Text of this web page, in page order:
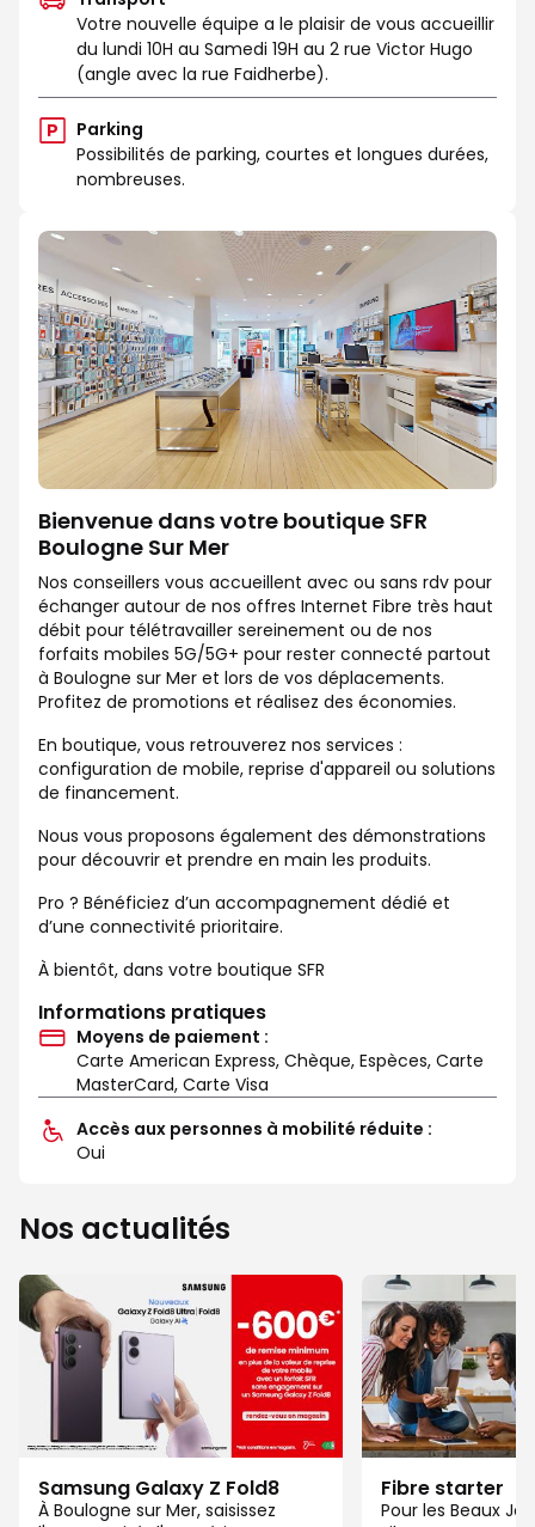
Votre nouvelle équipe a le plaisir de vous accueillir
du lundi 10H au Samedi 19H au 2 rue Victor Hugo
(angle avec la rue Faidherbe).
Parking
Possibilités de parking, courtes et longues durées,
nombreuses.
Bienvenue dans votre boutique SFR
Boulogne Sur Mer
Nos conseillers vous accueillent avec ou sans rdv pour
échanger autour de nos offres Internet Fibre très haut
débit pour télétravailler sereinement ou de nos
forfaits mobiles 5G/5G+ pour rester connecté partout
à Boulogne sur Mer et lors de vos déplacements.
Profitez de promotions et réalisez des économies.
En boutique, vous retrouverez nos services :
configuration de mobile, reprise d'appareil ou solutions
de financement.
Nous vous proposons également des démonstrations
pour découvrir et prendre en main les produits.
Pro ? Bénéficiez d’un accompagnement dédié et
d’une connectivité prioritaire.
À bientôt, dans votre boutique SFR
Informations pratiques
Moyens de paiement :
Carte American Express, Chèque, Espèces, Carte
MasterCard, Carte Visa
Accès aux personnes à mobilité réduite :
Oui
Nos actualités
Samsung Galaxy Z Fold8
À Boulogne sur Mer, saisissez
Fibre starter
Pour les Beaux